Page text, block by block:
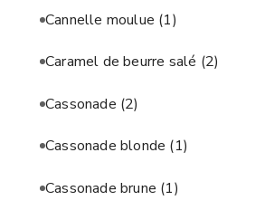
Cannelle moulue (1)
Caramel de beurre salé (2)
Cassonade (2)
Cassonade blonde (1)
Cassonade brune (1)